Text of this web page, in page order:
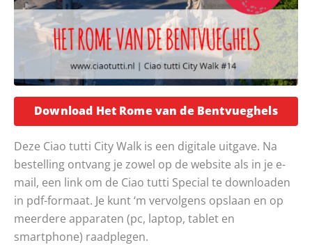
Download Het Rome van de Bentvueghels
Deze Ciao tutti City Walk is een digitale uitgave. Na
bestelling ontvang je zowel op de website als in je e-
mail, een link om de Ciao tutti Special te downloaden
in pdf-formaat. Je kunt ‘m vervolgens opslaan en op
meerdere apparaten (pc, laptop, tablet en
smartphone) raadplegen.